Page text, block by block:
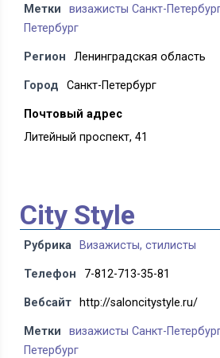
Метки визажисты Санкт-
Петербург
Регион Ленинградская область
Город Санкт-Петербург
Почтовый адрес
Литейный проспект, 41
City Style
Рубрика Визажисты, стилисты
Телефон 7-812-713-35-81
Вебсайт http://saloncitystyle.ru/
Метки визажисты Санкт-
Петербург